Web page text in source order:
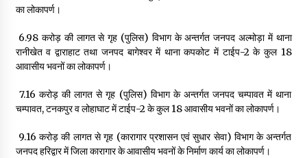
का लोकापर्ण।
₹ 6.98 करोड़ की लागत से गृह (पुलिस) विभाग के अन्तर्गत जनपद अल्मोड़ा में थाना
रानीखेत व द्वाराहाट तथा जनपद बागेश्वर में थाना कपकोट में टाईप-2 के कुल 18
आवासीय भवनों का लोकापर्ण।
₹ 7.16 करोड़ की लागत से गृह (पुलिस) विभाग के अन्तर्गत जनपद चम्पावत में थाना
चम्पावत, टनकपुर व लोहाघाट में टाईप-2 के कुल 18 आवासीय भवनों का लोकापर्ण।
₹ 9.16 करोड़ की लागत से गृह (कारागार प्रशासन एवं सुधार सेवा) विभाग के अन्तर्गत
जनपद हरिद्वार में जिला कारागार के आवासीय भवनों के निर्माण कार्य का लोकापर्ण।